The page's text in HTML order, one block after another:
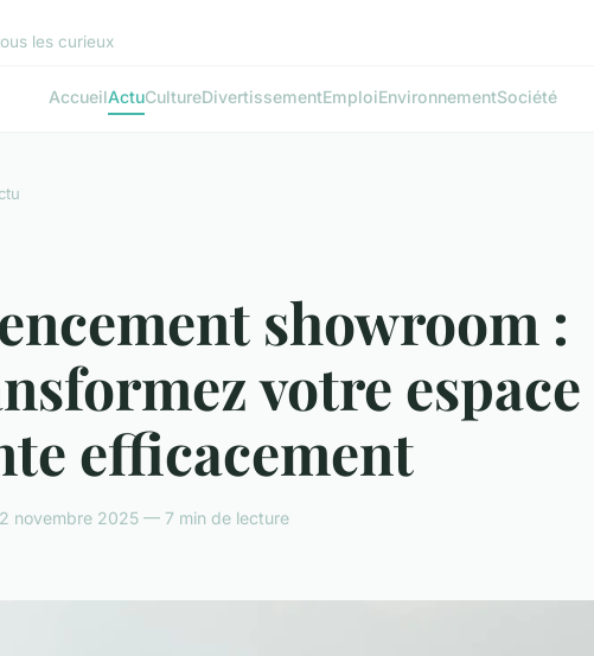
les curieux
AccueilActuCultureDivertissementEmploiEnvironnementSociété
showroom :
votre espace
efficacement
novembre 2025 — 7 min de lecture